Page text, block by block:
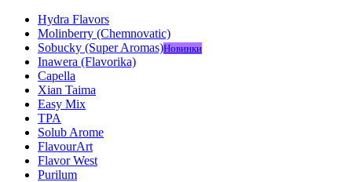
Hydra Flavors
Molinberry (Chemnovatic)
Sobucky (Super Aromas)Новинки
Inawera (Flavorika)
Capella
Xian Taima
Easy Mix
TPA
Solub Arome
FlavourArt
Flavor West
Purilum